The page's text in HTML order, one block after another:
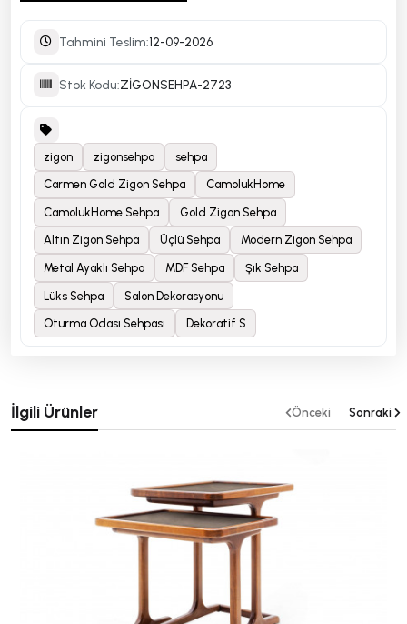
Tahmini Teslim:12-09-2026
Stok Kodu:ZİGONSEHPA-2723
zigon zigonsehpa sehpa
Carmen Gold Zigon Sehpa CamolukHome
CamolukHome Sehpa Gold Zigon Sehpa
Altın Zigon Sehpa Üçlü Sehpa Modern Zigon Sehpa
Metal Ayaklı Sehpa MDF Sehpa Şık Sehpa
Lüks Sehpa Salon Dekorasyonu
Oturma Odası Sehpası Dekoratif S
İlgili Ürünler Önceki Sonraki